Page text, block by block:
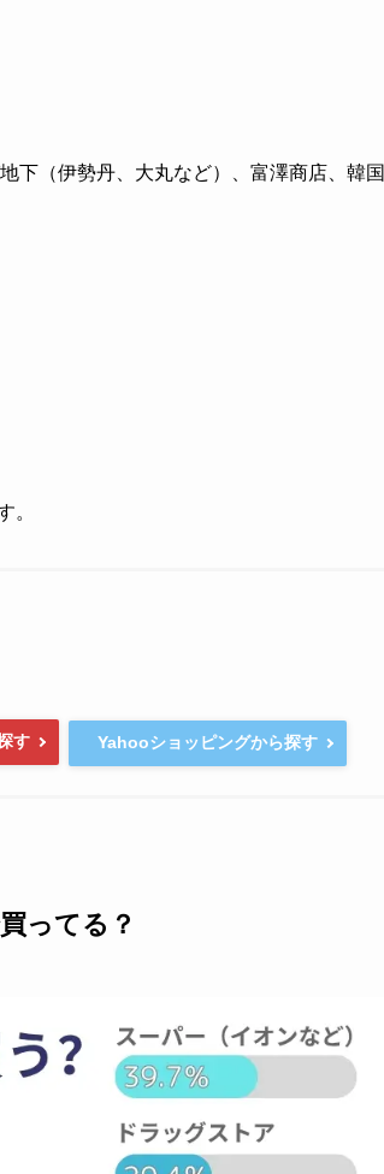
下（伊勢丹、大丸など）、富澤商店、韓国
。
す Yahooショッピングから探す
ってる？